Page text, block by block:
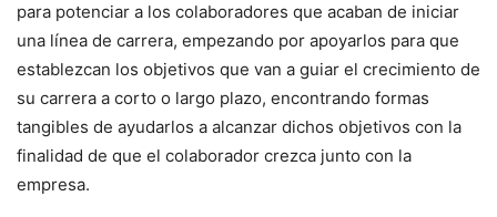
para potenciar a los colaboradores que acaban de iniciar
una línea de carrera, empezando por apoyarlos para que
establezcan los objetivos que van a guiar el crecimiento de
su carrera a corto o largo plazo, encontrando formas
tangibles de ayudarlos a alcanzar dichos objetivos con la
finalidad de que el colaborador crezca junto con la
empresa.